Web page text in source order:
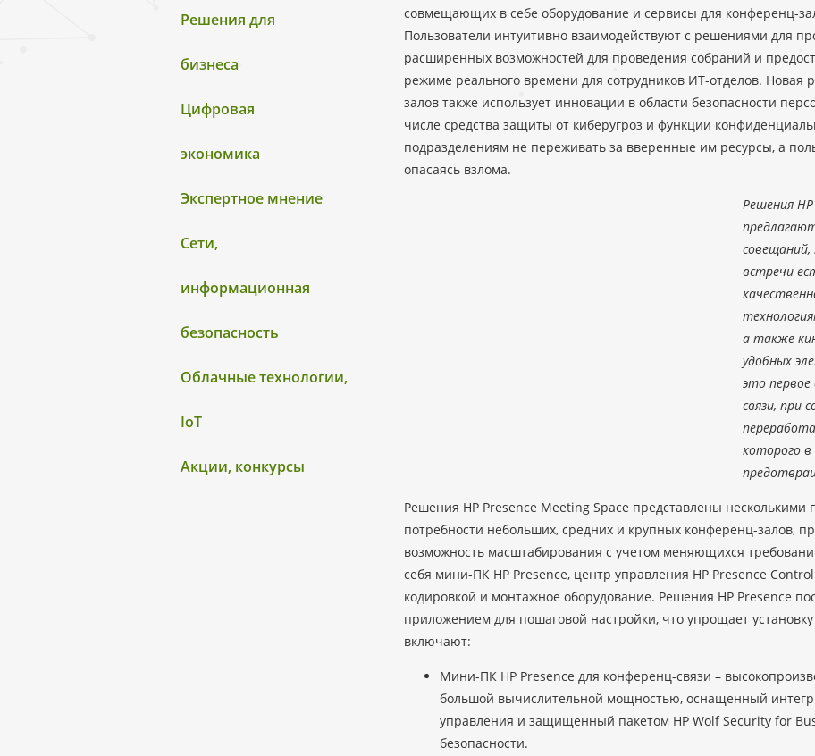
Решения для
бизнеса
Цифровая
экономика
Экспертное мнение
Сети,
информационная
безопасность
Облачные технологии,
IoT
Акции, конкурсы
совмещающих в себе оборудование и сервисы для конференц-
Пользователи интуитивно взаимодействуют с решениями для
расширенных возможностей для проведения собраний и
режиме реального времени для сотрудников ИТ-отделов. Новая
залов также использует инновации в области безопасности
числе средства защиты от киберугроз и функции
подразделениям не переживать за вверенные им ресурсы, а
опасаясь взлома.
Решения HP
встречи
а также
удобных
это первое
связи, при
которого
Решения HP Presence Meeting Space представлены
потребности небольших, средних и крупных конференц-залов,
возможность масштабирования с учетом меняющихся
себя мини-ПК HP Presence, центр управления HP Presence
кодировкой и монтажное оборудование. Решения HP Presence
приложением для пошаговой настройки, что упрощает
включают:
Мини-ПК HP Presence для конференц-связи –
большой вычислительной мощностью, оснащенный
управления и защищенный пакетом HP Wolf Security for
безопасности.